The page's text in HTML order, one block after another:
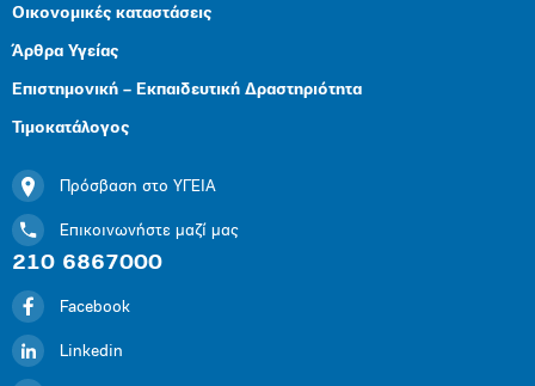
Οικονομικές καταστάσεις
Άρθρα Υγείας
Επιστημονική – Εκπαιδευτική Δραστηριότητα
Τιμοκατάλογος
Πρόσβαση στο ΥΓΕΙΑ
Επικοινωνήστε μαζί μας
210 6867000
Facebook
Linkedin